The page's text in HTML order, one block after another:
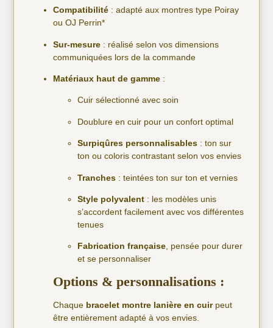
Compatibilité : adapté aux montres type Poiray
ou OJ Perrin*
Sur-mesure : réalisé selon vos dimensions
communiquées lors de la commande
Matériaux haut de gamme :
Cuir sélectionné avec soin
Doublure en cuir pour un confort optimal
Surpiqûres personnalisables : ton sur
ton ou coloris contrastant selon vos envies
Tranches : teintées ton sur ton et vernies
Style polyvalent : les modèles unis
s’accordent facilement avec vos différentes
tenues
Fabrication française, pensée pour durer
et se personnaliser
Options & personnalisations :
Chaque bracelet montre lanière en cuirpeut
être entièrement adapté à vos envies.